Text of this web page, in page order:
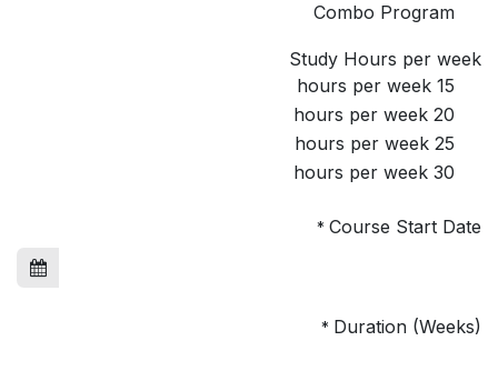
Combo Program
Study Hours per week
15 hours per week
20 hours per week
25 hours per week
30 hours per week
Course Start Date
*
Duration (Weeks)
*